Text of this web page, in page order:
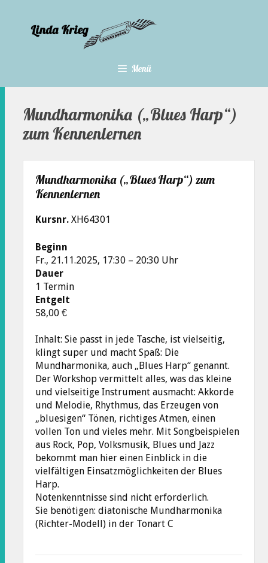
springen
Menü
Mundharmonika („Blues Harp“)
zum Kennenlernen
Mundharmonika („Blues Harp“) zum
Kennenlernen
Kursnr. XH64301
Beginn
Fr., 21.11.2025, 17:30 – 20:30 Uhr
Dauer
1 Termin
Entgelt
58,00 €
Inhalt: Sie passt in jede Tasche, ist vielseitig,
klingt super und macht Spaß: Die
Mundharmonika, auch „Blues Harp“ genannt.
Der Workshop vermittelt alles, was das kleine
und vielseitige Instrument ausmacht: Akkorde
und Melodie, Rhythmus, das Erzeugen von
„bluesigen“ Tönen, richtiges Atmen, einen
vollen Ton und vieles mehr. Mit Songbeispielen
aus Rock, Pop, Volksmusik, Blues und Jazz
bekommt man hier einen Einblick in die
vielfältigen Einsatzmöglichkeiten der Blues
Harp.
Notenkenntnisse sind nicht erforderlich.
Sie benötigen: diatonische Mundharmonika
(Richter-Modell) in der Tonart C